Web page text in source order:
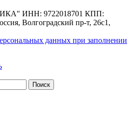
ИНН: 9722018701 КПП:
Волгоградский пр-т, 26с1,
данных при заполнении
Поиск